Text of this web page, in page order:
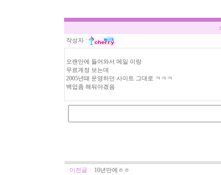
작성자 :
오랜만에 들어와서 메일 이랑
무료계정 보는데
2005년때 운영하던 사이트 그대로 ㅋㅋㅋ
백업좀 해둬야겠음
이전글 10년만에ㅎㅎ